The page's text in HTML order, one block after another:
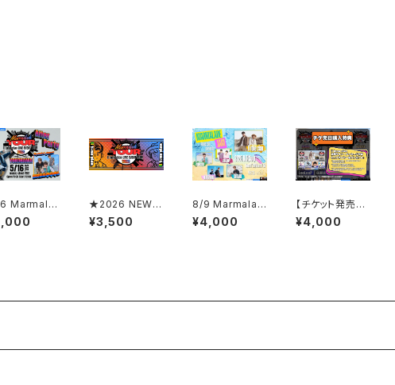
Marmala
-YOK
After
★2026 NEWデ
ザイン★オリジ
ナルフェイスタオ
¥3,500
8/9 Marmalad
e Jam【配信】チ
ケット※FC割引
¥4,000
【チケット発売日
購入特典アリ】
9/22 Marmala
¥4,000